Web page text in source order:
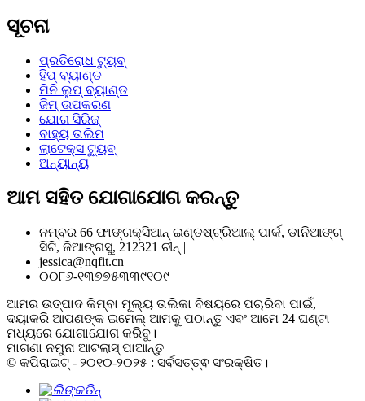
ସୂଚନା
ପ୍ରତିରୋଧ ଟ୍ୟୁବ୍
ହିପ୍ ବ୍ୟାଣ୍ଡ
ମିନି ଲୁପ୍ ବ୍ୟାଣ୍ଡ
ଜିମ୍ ଉପକରଣ
ଯୋଗ ସିରିଜ୍
ବାହ୍ୟ ତାଲିମ
ଲାଟେକ୍ସ ଟ୍ୟୁବ୍
ଅନ୍ୟାନ୍ୟ
ଆମ ସହିତ ଯୋଗାଯୋଗ କରନ୍ତୁ
ନମ୍ବର 66 ଫାଙ୍ଗକ୍ସିଆନ୍ ଇଣ୍ଡଷ୍ଟ୍ରିଆଲ୍ ପାର୍କ, ଡାନିଆଙ୍ଗ୍
ସିଟି, ଜିଆଙ୍ଗସୁ, 212321 ଚୀନ୍ |
jessica@nqfit.cn
୦୦୮୬-୧୩୭୭୫୩୩୯୧୦୯
ଆମର ଉତ୍ପାଦ କିମ୍ବା ମୂଲ୍ୟ ତାଲିକା ବିଷୟରେ ପଚାରିବା ପାଇଁ,
ଦୟାକରି ଆପଣଙ୍କ ଇମେଲ୍ ଆମକୁ ପଠାନ୍ତୁ ଏବଂ ଆମେ 24 ଘଣ୍ଟା
ମଧ୍ୟରେ ଯୋଗାଯୋଗ କରିବୁ।
ମାଗଣା ନମୁନା ଆଟଲାସ୍ ପାଆନ୍ତୁ
© କପିରାଇଟ୍ - ୨୦୧୦-୨୦୨୫ : ସର୍ବସତ୍ତ୍ଵ ସଂରକ୍ଷିତ।